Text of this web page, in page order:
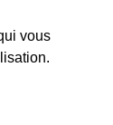
vous